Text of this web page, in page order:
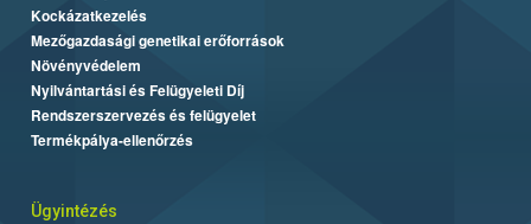
Kockázatkezelés
Mezőgazdasági genetikai erőforrások
Növényvédelem
Nyilvántartási és Felügyeleti Díj
Rendszerszervezés és felügyelet
Termékpálya-ellenőrzés
Ügyintézés